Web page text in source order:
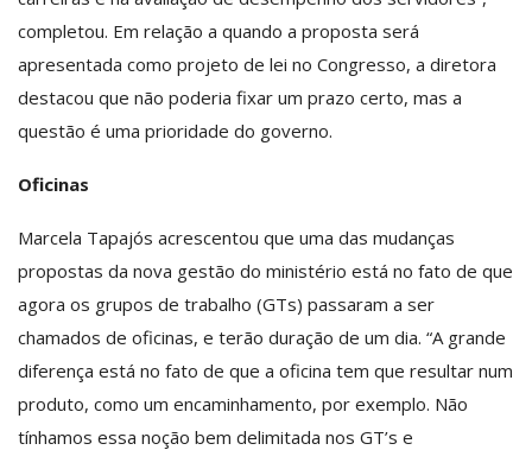
completou. Em relação a quando a proposta será
apresentada como projeto de lei no Congresso, a diretora
destacou que não poderia fixar um prazo certo, mas a
questão é uma prioridade do governo.
Oficinas
Marcela Tapajós acrescentou que uma das mudanças
propostas da nova gestão do ministério está no fato de que
agora os grupos de trabalho (GTs) passaram a ser
chamados de oficinas, e terão duração de um dia. “A grande
diferença está no fato de que a oficina tem que resultar num
produto, como um encaminhamento, por exemplo. Não
tínhamos essa noção bem delimitada nos GT’s e